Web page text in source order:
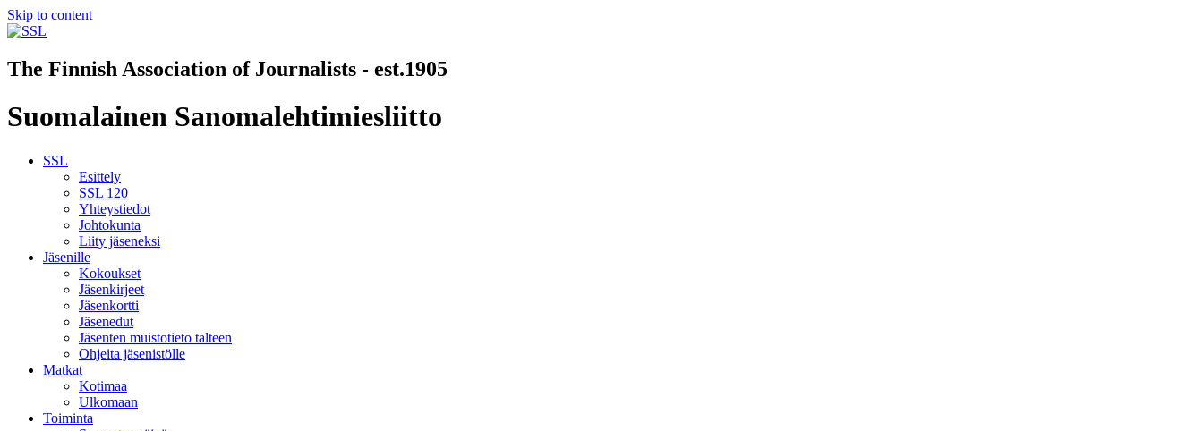
Skip to content
The Finnish Association of Journalists - est.1905
Suomalainen Sanomalehtimiesliitto
SSL
Esittely
SSL 120
Yhteystiedot
Johtokunta
Liity jäseneksi
Jäsenille
Kokoukset
Jäsenkirjeet
Jäsenkortti
Jäsenedut
Jäsenten muistotieto talteen
Ohjeita jäsenistölle
Matkat
Kotimaa
Ulkomaan
Toiminta